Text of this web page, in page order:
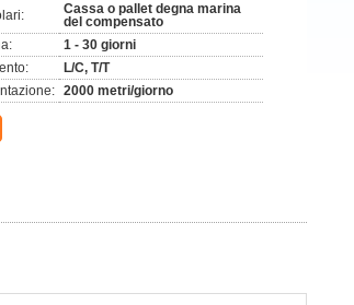
Cassa o pallet degna marina
del compensato
1 - 30 giorni
L/C, T/T
2000 metri/giorno